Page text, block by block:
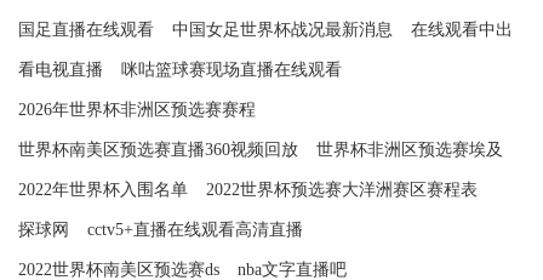
国足直播在线观看 中国女足世界杯战况最新消息 在线观看中出
看电视直播 咪咕篮球赛现场直播在线观看
2026年世界杯非洲区预选赛赛程
世界杯南美区预选赛直播360视频回放 世界杯非洲区预选赛埃及
2022年世界杯入围名单 2022世界杯预选赛大洋洲赛区赛程表
探球网 cctv5+直播在线观看高清直播
2022世界杯南美区预选赛ds nba文字直播吧